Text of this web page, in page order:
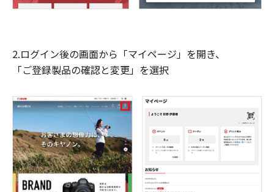
2.ログイン後の画面から「マイページ」を開き、
「ご登録製品の確認と変更」を選択